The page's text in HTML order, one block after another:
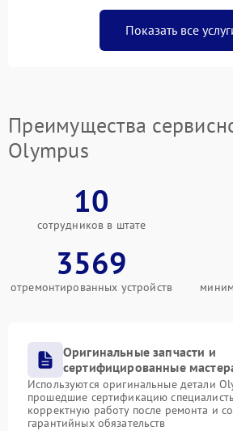
Показать все
Преимущества
Olympus
10
сотрудников в штате
3569
отремонтированных устройств
Оригинальные запчасти и
сертифицированные
Используются оригинальные детали
прошедшие сертификацию
корректную работу после ремонта и
гарантийных обязательств